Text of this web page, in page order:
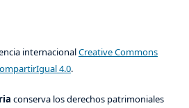
internacionalCreative Commons
4.0.
conserva los derechos patrimoniales